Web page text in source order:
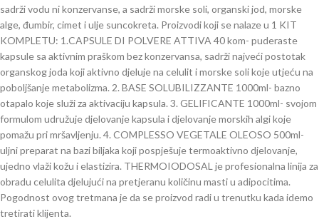
sadrži vodu ni konzervanse, a sadrži morske soli, organski jod, morske
alge, đumbir, cimet i ulje suncokreta. Proizvodi koji se nalaze u 1 KIT
KOMPLETU: 1.CAPSULE DI POLVERE ATTIVA 40 kom- puderaste
kapsule sa aktivnim praškom bez konzervansa, sadrži najveći postotak
organskog joda koji aktivno djeluje na celulit i morske soli koje utjeću na
poboljšanje metabolizma. 2. BASE SOLUBILIZZANTE 1000ml- bazno
otapalo koje služi za aktivaciju kapsula. 3. GELIFICANTE 1000ml- svojom
formulom udružuje djelovanje kapsula i djelovanje morskih algi koje
pomažu pri mršavljenju. 4. COMPLESSO VEGETALE OLEOSO 500ml-
uljni preparat na bazi biljaka koji pospješuje termoaktivno djelovanje,
ujedno vlaži kožu i elastizira. THERMOIODOSAL je profesionalna linija za
obradu celulita djelujući na pretjeranu količinu masti u adipocitima.
Pogodnost ovog tretmana je da se proizvod radi u trenutku kada idemo
tretirati klijenta.